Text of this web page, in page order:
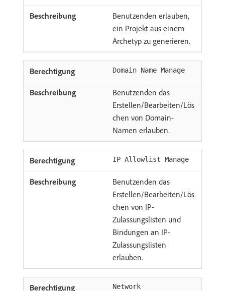
Benutzenden erlauben,
ein Projekt aus einem
Archetyp zu generieren.
Domain Name Manage
Benutzenden das
Erstellen/Bearbeiten/Lös
chen von Domain-
Namen erlauben.
IP Allowlist Manage
Benutzenden das
Erstellen/Bearbeiten/Lös
chen von IP-
Zulassungslisten und
Bindungen an IP-
Zulassungslisten
erlauben.
Network